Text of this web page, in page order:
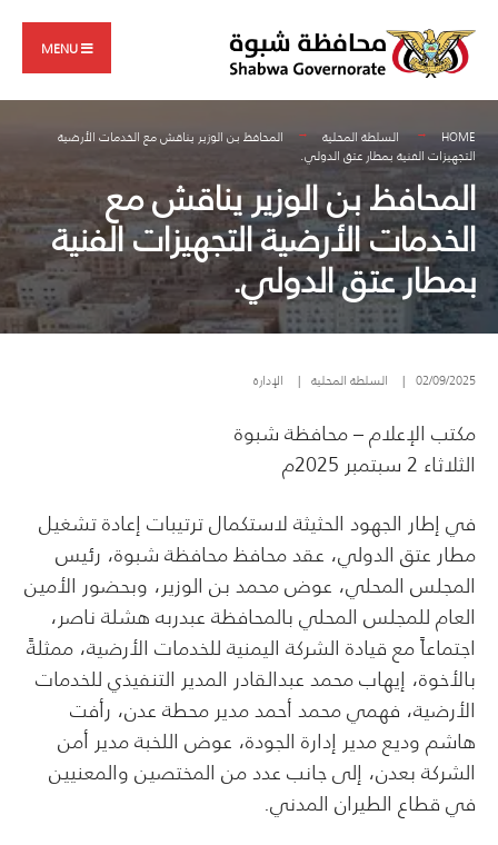
content
MENU
HOME السلطة المحلية
المحافظ بن الوزير يناقش مع الخدمات الأرضية
التجهيزات الفنية بمطار عتق الدولي.
المحافظ بن الوزير يناقش مع
الخدمات الأرضية التجهيزات الفنية
بمطار عتق الدولي.
02/09/2025
| السلطة المحلية | الإدارة
مكتب الإعلام – محافظة شبوة
الثلاثاء 2 سبتمبر 2025م
في إطار الجهود الحثيثة لاستكمال ترتيبات إعادة تشغيل
مطار عتق الدولي، عقد محافظ محافظة شبوة، رئيس
المجلس المحلي، عوض محمد بن الوزير، وبحضور الأمين
العام للمجلس المحلي بالمحافظة عبدربه هشلة ناصر،
اجتماعاً مع قيادة الشركة اليمنية للخدمات الأرضية، ممثلةً
بالأخوة، إيهاب محمد عبدالقادر المدير التنفيذي للخدمات
الأرضية، فهمي محمد أحمد مدير محطة عدن، رأفت
هاشم وديع مدير إدارة الجودة، عوض اللخبة مدير أمن
الشركة بعدن، إلى جانب عدد من المختصين والمعنيين
في قطاع الطيران المدني.
for: